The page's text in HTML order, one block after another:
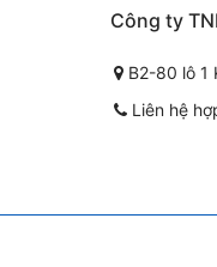
Công ty
B2-80 lô 1
Liên hệ